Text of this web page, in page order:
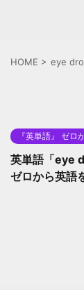
HOME > eye
『英単語』 ゼロ
英単語「eye
ゼロから英語